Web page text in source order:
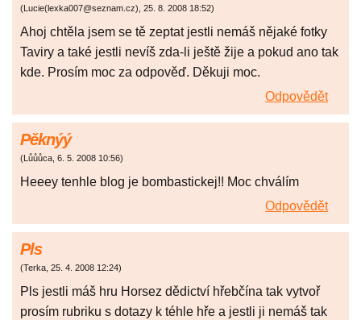
(Lucie(lexka007@seznam.cz), 25. 8. 2008 18:52)
Ahoj chtěla jsem se tě zeptat jestli nemáš nějaké fotky
Taviry a také jestli nevíš zda-li ještě žije a pokud ano tak
kde. Prosím moc za odpověď. Děkuji moc.
Odpovědět
Pěknýý
(Lůůůca, 6. 5. 2008 10:56)
Heeey tenhle blog je bombastickej!! Moc chválím
Odpovědět
Pls
(Terka, 25. 4. 2008 12:24)
Pls jestli máš hru Horsez dědictví hřebčína tak vytvoř
prosím rubriku s dotazy k téhle hře a jestli ji nemáš tak